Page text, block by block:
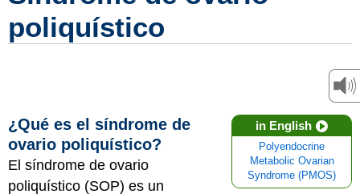
poliquístico
in English
Polyendocrine
Metabolic Ovarian
Syndrome (PMOS)
¿Qué es el síndrome de
ovario poliquístico?
El síndrome de ovario
poliquístico (SOP) es un